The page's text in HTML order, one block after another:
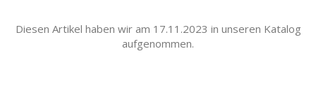
Diesen Artikel haben wir am 17.11.2023 in unseren Katalog
aufgenommen.